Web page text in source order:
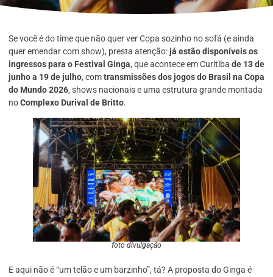
Se você é do time que não quer ver Copa sozinho no sofá (e ainda
quer emendar com show), presta atenção:já estão disponíveis os
ingressos para o Festival Ginga, que acontece em Curitiba de 13 de
junho a 19 de julho, comtransmissões dos jogos do Brasil na Copa
do Mundo 2026, shows nacionais e uma estrutura grande montada
noComplexo Durival de Britto.
foto divulgação
E aqui não é “um telão e um barzinho”, tá? A proposta do Ginga é